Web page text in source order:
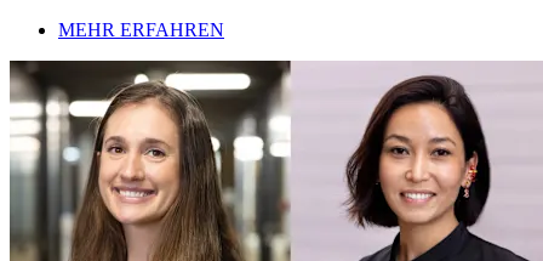
MEHR ERFAHREN